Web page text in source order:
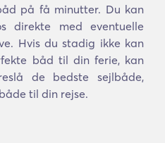
på få minutter. Du kan
direkte med eventuelle
Hvis du stadig ikke kan
båd til din ferie, kan
de bedste sejlbåde,
til din rejse.